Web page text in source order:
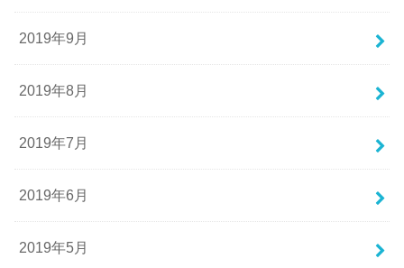
2019年9月
2019年8月
2019年7月
2019年6月
2019年5月